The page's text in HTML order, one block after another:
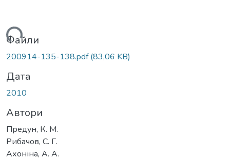
Файли
200914-135-138.pdf(83,06 KB)
Дата
2010
Автори
Предун, К. М.
Рибачов, С. Г.
Ахоніна, А. А.